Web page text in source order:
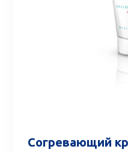
Согревающий